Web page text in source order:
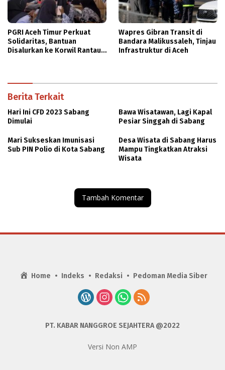
PGRI Aceh Timur Perkuat
Solidaritas, Bantuan
Disalurkan ke Korwil Rantau
Wapres Gibran Transit di
Bandara Malikussaleh, Tinjau
Infrastruktur di Aceh
Berita Terkait
Hari Ini CFD 2023 Sabang
Dimulai
Bawa Wisatawan, Lagi Kapal
Pesiar Singgah di Sabang
Mari Sukseskan Imunisasi
Sub PIN Polio di Kota Sabang
Desa Wisata di Sabang Harus
Mampu Tingkatkan Atraksi
Wisata
Tambah Komentar
Home Indeks Redaksi Pedoman Media Siber
PT. KABAR NANGGROE SEJAHTERA @2022
Versi Non AMP